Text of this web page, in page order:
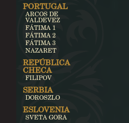
PORTUGAL
ARCOS DE
VALDEVEZ
FÁTIMA 1
FÁTIMA 2
FÁTIMA 3
NAZARET
REPÚBLICA
CHECA
FILIPOV
SERBIA
DOROSZLO
ESLOVENIA
SVETA GORA